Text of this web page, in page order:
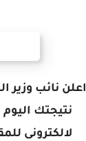
اعلن نائب وزير
نتيجتك
لالكترونى